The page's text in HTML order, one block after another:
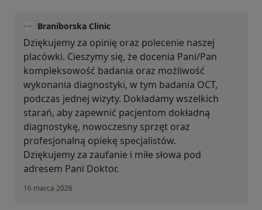
Braniborska Clinic
Dziękujemy za opinię oraz polecenie naszej
placówki. Cieszymy się, że docenia Pani/Pan
kompleksowość badania oraz możliwość
wykonania diagnostyki, w tym badania OCT,
podczas jednej wizyty. Dokładamy wszelkich
starań, aby zapewnić pacjentom dokładną
diagnostykę, nowoczesny sprzęt oraz
profesjonalną opiekę specjalistów.
Dziękujemy za zaufanie i miłe słowa pod
adresem Pani Doktor.
16 marca 2026